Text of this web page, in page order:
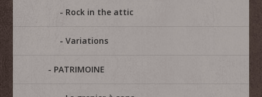
Rock in the attic
Variations
PATRIMOINE